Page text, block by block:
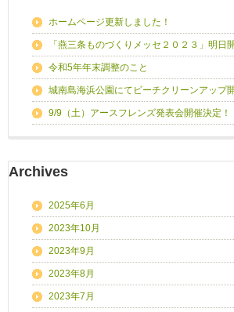
ホームページ更新しました！
「燕三条ものづくりメッセ２０２３」明日
令和5年年末調整のこと
城南島海浜公園にてビーチクリーンアップ
9/9（土）アースフレンズ発表会開催決定！
Archives
2025年6月
2023年10月
2023年9月
2023年8月
2023年7月